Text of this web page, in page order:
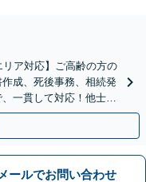
リア対応】ご高齢の方の
成、死後事務、相続発
一貫して対応！他士業
談対応】
メールでお問い合わせ